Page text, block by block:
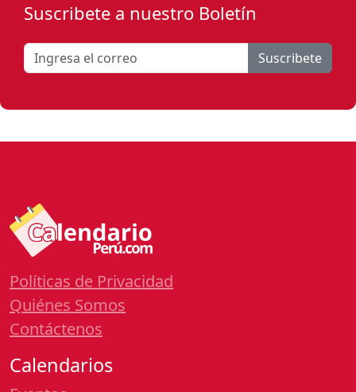
Suscribete a nuestro Boletín
Suscribete
Políticas de Privacidad
Quiénes Somos
Contáctenos
Calendarios